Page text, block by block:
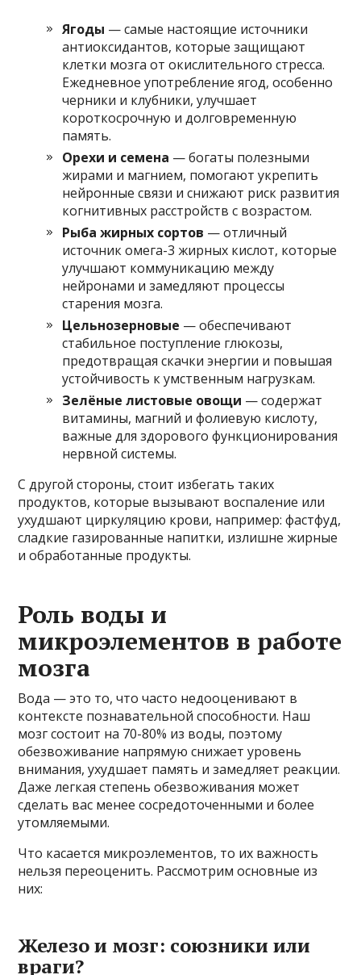
Ягоды — самые настоящие источники
антиоксидантов, которые защищают
клетки мозга от окислительного стресса.
Ежедневное употребление ягод, особенно
черники и клубники, улучшает
короткосрочную и долговременную
память.
Орехи и семена — богаты полезными
жирами и магнием, помогают укрепить
нейронные связи и снижают риск развития
когнитивных расстройств с возрастом.
Рыба жирных сортов — отличный
источник омега-3 жирных кислот, которые
улучшают коммуникацию между
нейронами и замедляют процессы
старения мозга.
Цельнозерновые — обеспечивают
стабильное поступление глюкозы,
предотвращая скачки энергии и повышая
устойчивость к умственным нагрузкам.
Зелёные листовые овощи — содержат
витамины, магний и фолиевую кислоту,
важные для здорового функционирования
нервной системы.
С другой стороны, стоит избегать таких
продуктов, которые вызывают воспаление или
ухудшают циркуляцию крови, например: фастфуд,
сладкие газированные напитки, излишне жирные
и обработанные продукты.
Роль воды и
микроэлементов в работе
мозга
Вода — это то, что часто недооценивают в
контексте познавательной способности. Наш
мозг состоит на 70-80% из воды, поэтому
обезвоживание напрямую снижает уровень
внимания, ухудшает память и замедляет реакции.
Даже легкая степень обезвоживания может
сделать вас менее сосредоточенными и более
утомляемыми.
Что касается микроэлементов, то их важность
нельзя переоценить. Рассмотрим основные из
них:
Железо и мозг: союзники или
враги?